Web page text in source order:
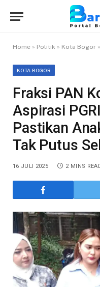
Home » Politik » Kota Bogor »
KOTA BOGOR
Fraksi PAN
Aspirasi
Pastikan
Tak Putus
16 JULI 2025 2 MINS